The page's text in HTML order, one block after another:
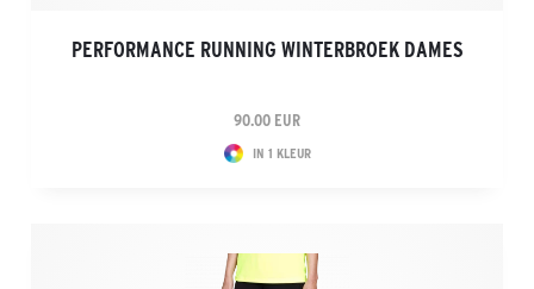
PERFORMANCE RUNNING WINTERBROEK DAMES
90.00 EUR
IN 1 KLEUR